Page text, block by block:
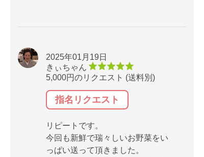
2025年01月19日
きぃちゃん
5,000円のリクエスト (送料別)
指名リクエスト
リピートです。
今回も新鮮で瑞々しいお野菜をい
っぱい送って頂きました。